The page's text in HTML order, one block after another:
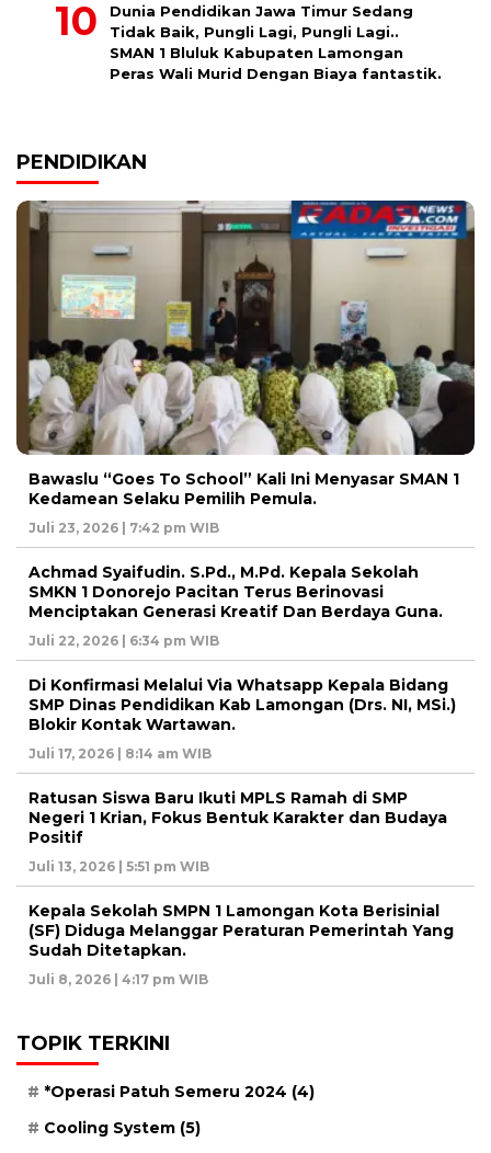
Dunia Pendidikan Jawa Timur Sedang
Tidak Baik, Pungli Lagi, Pungli Lagi..
SMAN 1 Bluluk Kabupaten Lamongan
Peras Wali Murid Dengan Biaya fantastik.
PENDIDIKAN
Bawaslu “Goes To School” Kali Ini Menyasar SMAN 1
Kedamean Selaku Pemilih Pemula.
Juli 23, 2026 | 7:42 pm WIB
Achmad Syaifudin. S.Pd., M.Pd. Kepala Sekolah
SMKN 1 Donorejo Pacitan Terus Berinovasi
Menciptakan Generasi Kreatif Dan Berdaya Guna.
Juli 22, 2026 | 6:34 pm WIB
Di Konfirmasi Melalui Via Whatsapp Kepala Bidang
SMP Dinas Pendidikan Kab Lamongan (Drs. NI, MSi.)
Blokir Kontak Wartawan.
Juli 17, 2026 | 8:14 am WIB
Ratusan Siswa Baru Ikuti MPLS Ramah di SMP
Negeri 1 Krian, Fokus Bentuk Karakter dan Budaya
Positif
Juli 13, 2026 | 5:51 pm WIB
Kepala Sekolah SMPN 1 Lamongan Kota Berisinial
(SF) Diduga Melanggar Peraturan Pemerintah Yang
Sudah Ditetapkan.
Juli 8, 2026 | 4:17 pm WIB
TOPIK TERKINI
*Operasi Patuh Semeru 2024 (4)
Cooling System (5)